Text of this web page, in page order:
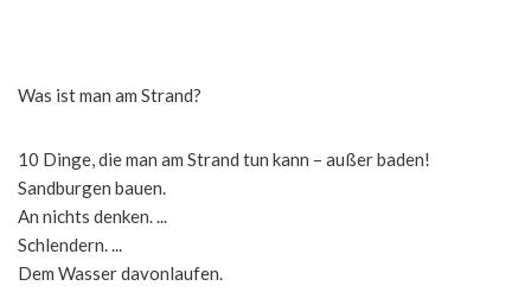
Was ist man am Strand?
10 Dinge, die man am Strand tun kann – außer baden!
Sandburgen bauen.
An nichts denken. ...
Schlendern. ...
Dem Wasser davonlaufen.